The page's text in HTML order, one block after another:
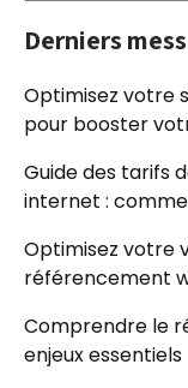
Derniers
Optimisez votre
pour booster
Guide des tarifs
internet :
Optimisez votre
référencement
Comprendre le
enjeux essentiels